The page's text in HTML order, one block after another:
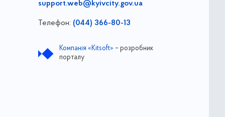
support.web@kyivcity.gov.ua
Телефон: (044) 366-80-13
Компанія «Kitsoft» – розробник
порталу